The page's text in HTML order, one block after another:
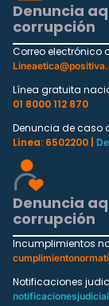
Denuncia
corrupción
Correo electrónico
Línea gratuita
01 8000 112 870
Denuncia de caso
Línea: 6502200 |
Denuncia
corrupción
Incumplimientos
Notificaciones